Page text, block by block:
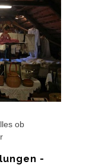
ob
-